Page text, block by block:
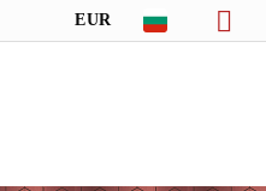
EUR